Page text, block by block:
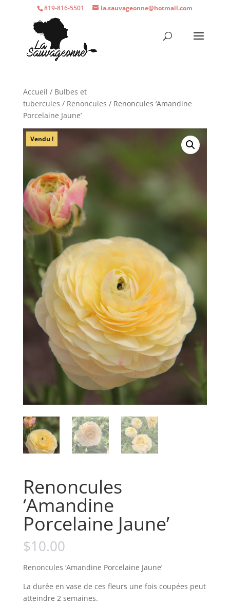
819-816-5501 la.sauvageonne@hotmail.com
Accueil / Bulbes et
tubercules / Renoncules / Renoncules ‘Amandine
Porcelaine Jaune’
Vendu !
Renoncules
‘Amandine
Porcelaine Jaune’
$10.00
Renoncules ‘Amandine Porcelaine Jaune’
La durée en vase de ces fleurs une fois coupées peut
atteindre 2 semaines.